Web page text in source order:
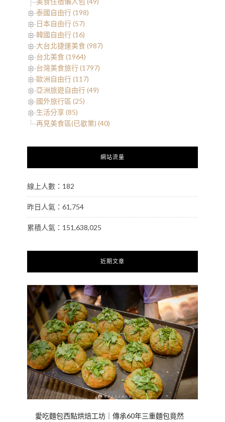
泰國自由行 (198)
日本自由行 (57)
韓國自由行 (16)
大台北捷運美食 (987)
台北美食 (1964)
台灣美食旅行 (1797)
歐洲自由行 (117)
亞洲旅遊自由行 (49)
國外旅行區 (25)
生活分享 (85)
再見美食區(已歇業) (40)
網站流量
線上人數：182
昨日人氣：61,754
累積人氣：151,638,025
近期文章
愛吃麵包西點烘焙工坊｜傳承60年三重麵包竟然